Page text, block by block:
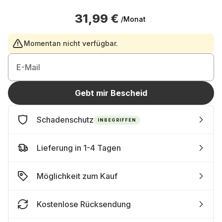
31,99 € /Monat
Momentan nicht verfügbar.
E-Mail
Gebt mir Bescheid
Schadenschutz INBEGRIFFEN
Lieferung in 1-4 Tagen
Möglichkeit zum Kauf
Kostenlose Rücksendung